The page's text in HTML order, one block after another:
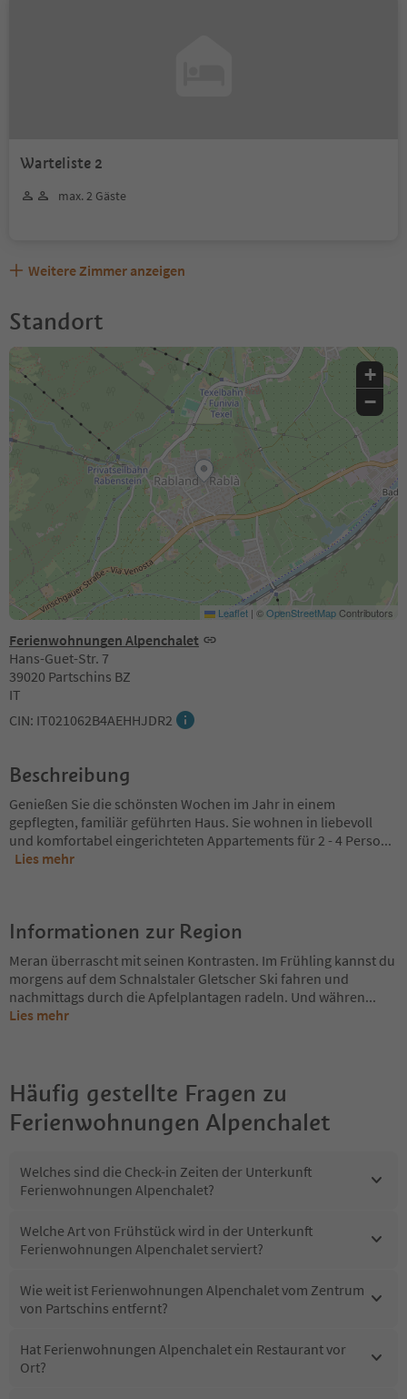
Warteliste 2
max. 2 Gäste
Weitere Zimmer anzeigen
Standort
Ferienwohnungen Alpenchalet
Hans-Guet-Str. 7
39020 Partschins BZ
IT
CIN: IT021062B4AEHHJDR2
+
−
Leaflet | ©OpenStreetMapContributors
Beschreibung
Genießen Sie die schönsten Wochen im Jahr in einem
gepflegten, familiär geführten Haus. Sie wohnen in liebevoll
und komfortabel eingerichteten Appartements für 2 - 4 Perso...
Lies mehr
Informationen zur Region
Meran überrascht mit seinen Kontrasten. Im Frühling kannst du
morgens auf dem Schnalstaler Gletscher Ski fahren und
nachmittags durch die Apfelplantagen radeln. Und währen...
Lies mehr
Häufig gestellte Fragen zu
Ferienwohnungen Alpenchalet
Welches sind die Check-in Zeiten der Unterkunft
Ferienwohnungen Alpenchalet?
Welche Art von Frühstück wird in der Unterkunft
Ferienwohnungen Alpenchalet serviert?
Wie weit ist Ferienwohnungen Alpenchalet vom Zentrum
von Partschins entfernt?
Hat Ferienwohnungen Alpenchalet ein Restaurant vor
Ort?